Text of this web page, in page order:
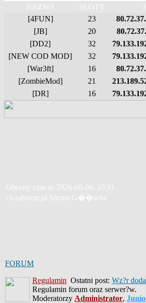
NAZWA SLOTY
[4FUN]
23
[JB]
20
[DD2]
32
[NEW COD MOD]
32
[War3ft]
16
[ZombieMod]
21
[DR]
16
Obecny czas to 2026-08-08, 10:31
cs-zaborze.pl Strona G��wna
FORUM
Regulamin Ostatni post: Wz?r
Regulamin forum oraz serwer?w.
Moderatorzy Administrator,